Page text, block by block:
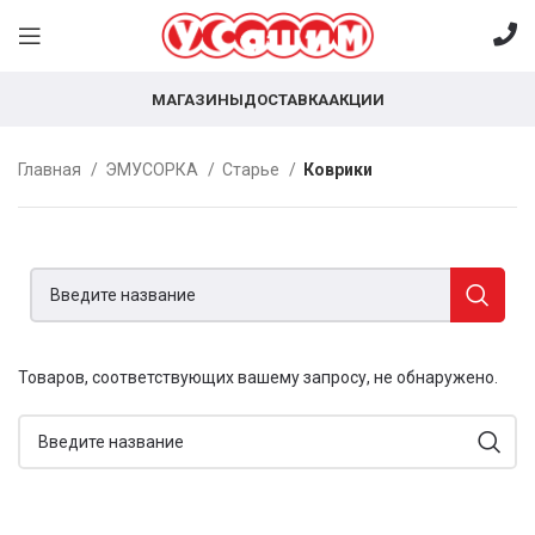
МАГАЗИНЫДОСТАВКААКЦИИ
Главная ЭМУСОРКА Старье Коврики
Товаров, соответствующих вашему запросу, не обнаружено.